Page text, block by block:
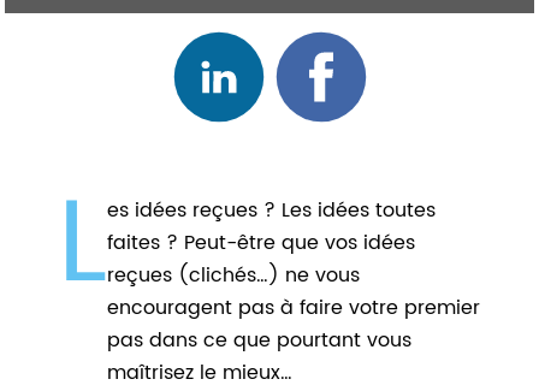
Les idées reçues ? Les idées toutes
faites ? Peut-être que vos idées
reçues (clichés…) ne vous
encouragent pas à faire votre premier
pas dans ce que pourtant vous
maîtrisez le mieux…